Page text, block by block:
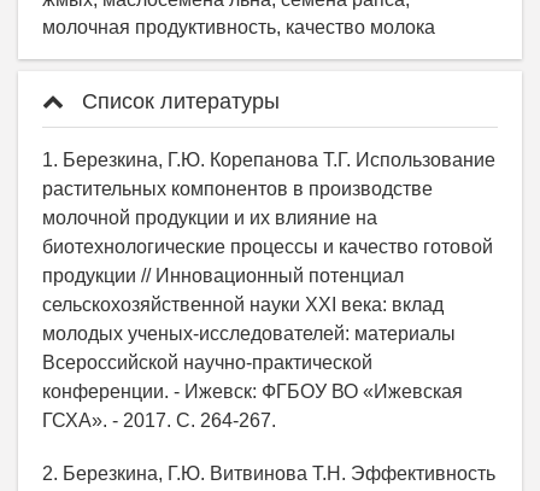
молочная продуктивность, качество молока
Список литературы
1. Березкина, Г.Ю. Корепанова Т.Г. Использование
растительных компонентов в производстве
молочной продукции и их влияние на
биотехнологические процессы и качество готовой
продукции // Инновационный потенциал
сельскохозяйственной науки XXI века: вклад
молодых ученых-исследователей: материалы
Всероссийской научно-практической
конференции. - Ижевск: ФГБОУ ВО «Ижевская
ГСХА». - 2017. С. 264-267.
2. Березкина, Г.Ю. Витвинова Т.Н. Эффективность